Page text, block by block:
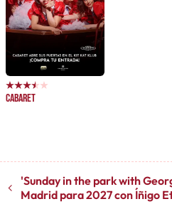
Cabaret
'Sunday in the park with
Madrid para 2027 con Íñigo